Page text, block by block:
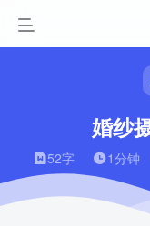
婚纱
52字 1分钟